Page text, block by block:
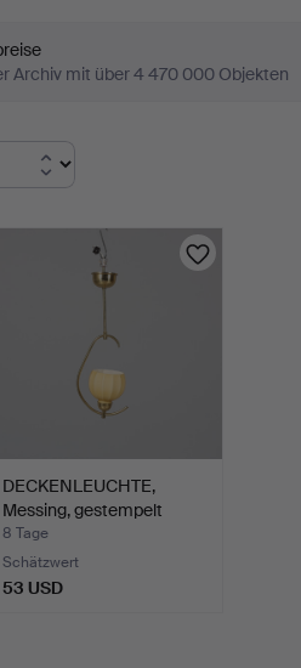
Archiv mit über 4 470 000 Objekten
DECKENLEUCHTE,
Messing, gestempelt
"AJH", …
8 Tage
Schätzwert
53 USD